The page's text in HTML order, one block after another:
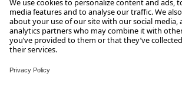
Åpenhetsloven
Endre dine